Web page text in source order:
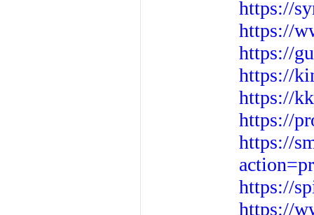
https://
https://
https://
https://
https://
https://
https://
https://
https://